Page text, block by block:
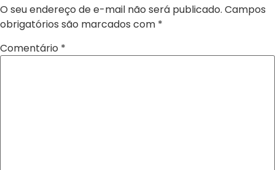
O seu endereço de e-mail não será publicado. Campos
obrigatórios são marcados com *
Comentário *